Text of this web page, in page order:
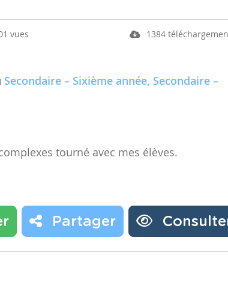
vues 1384
Secondaire – Sixième année, Secondaire –
tourné avec mes élèves.
Partager